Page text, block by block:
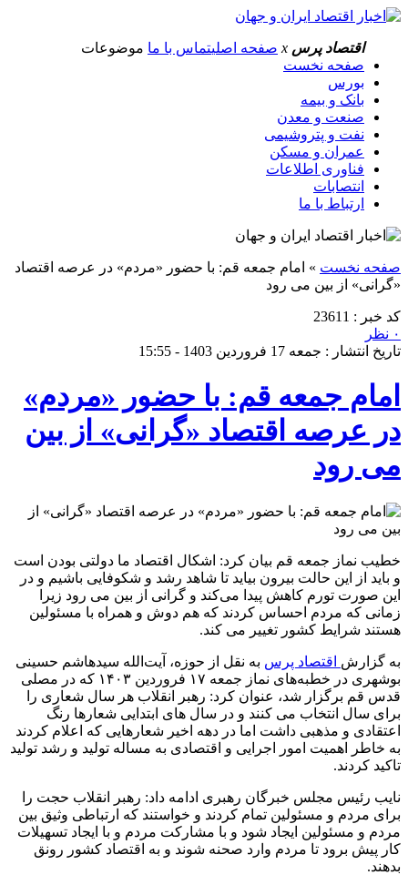
اقتصاد پرس x صفحه اصلیتماس با ما موضوعات
صفحه نخست
بورس
بانک و بیمه
صنعت و معدن
نفت و پتروشیمی
عمران و مسکن
فناوری اطلاعات
انتصابات
ارتباط با ما
صفحه نخست » امام جمعه قم: با حضور «مردم» در عرصه اقتصاد
«گرانی» از بین می رود
کد خبر : 23611
۰ نظر
تاریخ انتشار : جمعه 17 فروردین 1403 - 15:55
امام جمعه قم: با حضور «مردم»
در عرصه اقتصاد «گرانی» از بین
می رود
خطیب نماز جمعه قم بیان کرد: اشکال اقتصاد ما دولتی بودن است
و باید از این حالت بیرون بیاید تا شاهد رشد و شکوفایی باشیم و در
این صورت تورم کاهش پیدا می‌کند و گرانی از بین می رود زیرا
زمانی که مردم احساس کردند که هم دوش و همراه با مسئولین
هستند شرایط کشور تغییر می کند.
به گزارش اقتصاد پرس به نقل از حوزه، آیت‌الله سیدهاشم حسینی
بوشهری در خطبه‌های نماز جمعه ۱۷ فروردین ۱۴۰۳ که در مصلی
قدس قم برگزار شد، عنوان کرد: رهبر انقلاب هر سال شعاری را
برای سال انتخاب می کنند و در سال های ابتدایی شعارها رنگ
اعتقادی و مذهبی داشت اما در دهه اخیر شعارهایی که اعلام کردند
به خاطر اهمیت امور اجرایی و اقتصادی به مساله تولید و رشد تولید
تاکید کردند.
نایب رئیس مجلس خبرگان رهبری ادامه داد: رهبر انقلاب حجت را
برای مردم و مسئولین تمام کردند و خواستند که ارتباطی وثیق بین
مردم و مسئولین ایجاد شود و با مشارکت مردم و با ایجاد تسهیلات
کار پیش برود تا مردم وارد صحنه شوند و به اقتصاد کشور رونق
بدهند.